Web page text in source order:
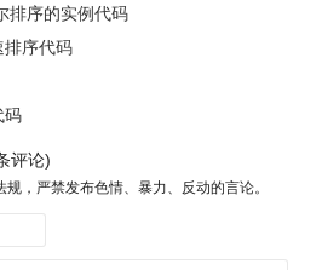
排序的实例代码
排序代码
码
评论)
，严禁发布色情、暴力、反动的言论。